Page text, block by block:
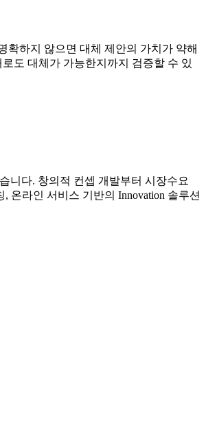
확하지 않으면 대체 제안의 가치가 약해
도 대체가 가능한지까지 검증할 수 있
니다. 창의적 컨셉 개발부터 시장수요
온라인 서비스 기반의 Innovation 솔루션